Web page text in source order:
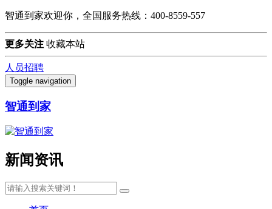
智通到家欢迎你，全国服务热线：400-8559-557
更多关注 收藏本站
人员招聘
Toggle navigation
智通到家
新闻资讯